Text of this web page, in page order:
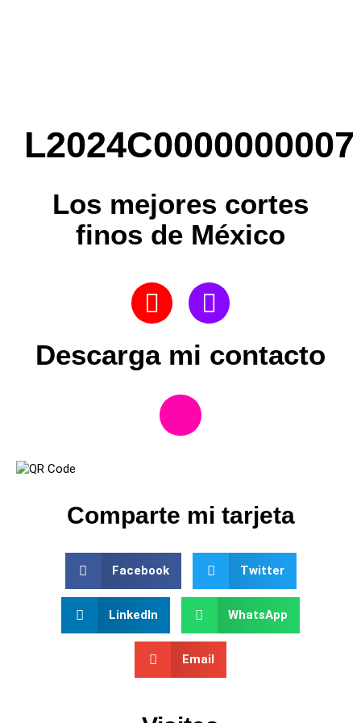
L2024C0000000007
Los mejores cortes
finos de México
Descarga mi contacto
Comparte mi tarjeta
Facebook Twitter
LinkedIn WhatsApp
Email